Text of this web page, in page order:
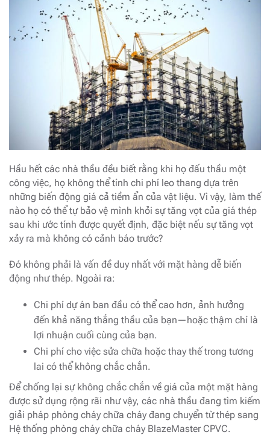
Hầu hết các nhà thầu đều biết rằng khi họ đấu thầu một
công việc, họ không thể tính chi phí leo thang dựa trên
những biến động giá cả tiềm ẩn của vật liệu. Vì vậy, làm thế
nào họ có thể tự bảo vệ mình khỏi sự tăng vọt của giá thép
sau khi ước tính được quyết định, đặc biệt nếu sự tăng vọt
xảy ra mà không có cảnh báo trước?
Đó không phải là vấn đề duy nhất với mặt hàng dễ biến
động như thép. Ngoài ra:
Chi phí dự án ban đầu có thể cao hơn, ảnh hưởng
đến khả năng thắng thầu của bạn—hoặc thậm chí là
lợi nhuận cuối cùng của bạn.
Chi phí cho việc sửa chữa hoặc thay thế trong tương
lai có thể không chắc chắn.
Để chống lại sự không chắc chắn về giá của một mặt hàng
được sử dụng rộng rãi như vậy, các nhà thầu đang tìm kiếm
giải pháp phòng cháy chữa cháy đang chuyển từ thép sang
Hệ thống phòng cháy chữa cháy BlazeMaster CPVC.